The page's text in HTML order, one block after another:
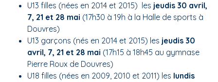
U13 filles (nées en 2014 et 2015) les jeudis 30 avril,
7, 21 et 28 mai (17h30 à 19h à la Halle de sports à
Douvres)
U13 garçons (nés en 2014 et 2015) les jeudis 30
avril, 7, 21 et 28 mai (17h15 à 18h45 au gymnase
Pierre Roux de Douvres)
U18 filles (nées en 2009, 2010 et 2011) les lundis